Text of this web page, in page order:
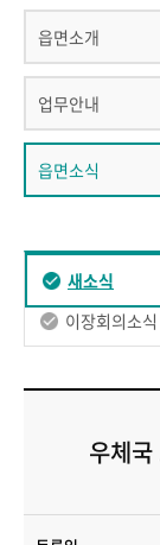
읍면소개
업무안내
읍면소식
새소식
이장회의소식
우체